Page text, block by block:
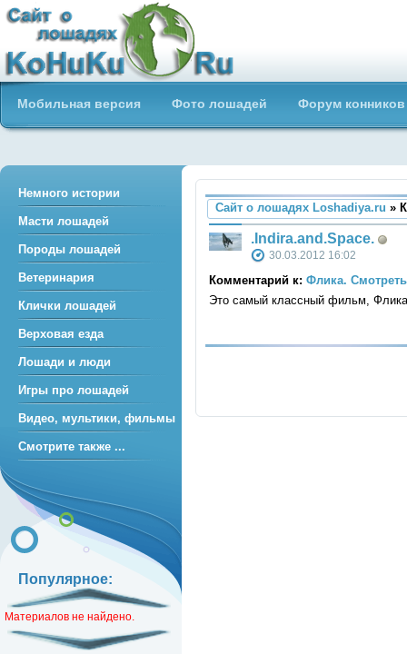
Сайт о лошадях loshadiya.ru
Приветствуем всех любителей
лошадей и конного спорта!
Мобильная версия Фото лошадей Форум конников
Сайт о лошадях Loshadiya.ru »
.Indira.and.Space.
30.03.2012 16:02
Комментарий к: Флика.
Это самый классный фильм,
Немного истории
Масти лошадей
Породы лошадей
Ветеринария
Клички лошадей
Верховая езда
Лошади и люди
Игры про лошадей
Видео, мультики, фильмы
Смотрите также ...
Популярное:
Материалов не найдено.